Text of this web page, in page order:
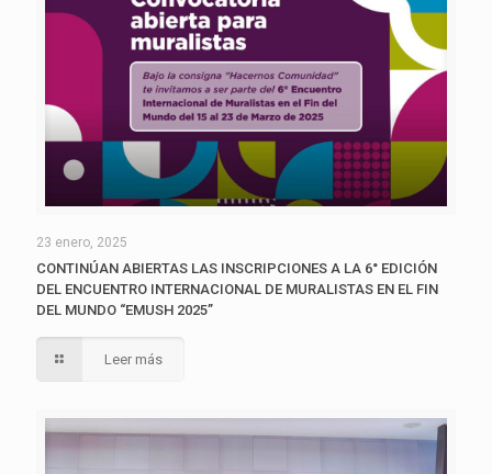
23 enero, 2025
CONTINÚAN ABIERTAS LAS INSCRIPCIONES A LA 6° EDICIÓN
DEL ENCUENTRO INTERNACIONAL DE MURALISTAS EN EL FIN
DEL MUNDO “EMUSH 2025”
Leer más